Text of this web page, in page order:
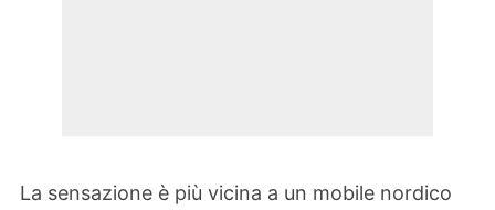
La sensazione è più vicina a un mobile nordico